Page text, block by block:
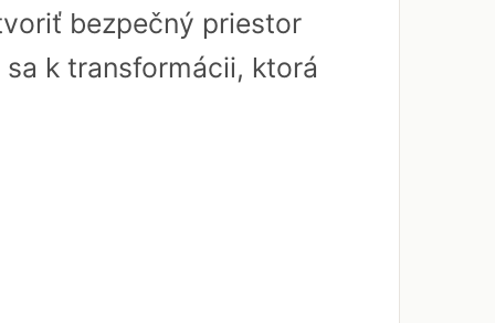
bezpečný priestor
k transformácii, ktorá